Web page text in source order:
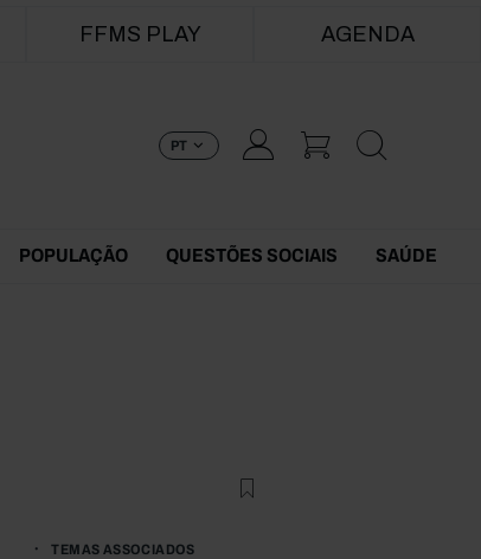
FFMS PLAY AGENDA
PT
POPULAÇÃO QUESTÕES SOCIAIS SAÚDE
TEMAS ASSOCIADOS